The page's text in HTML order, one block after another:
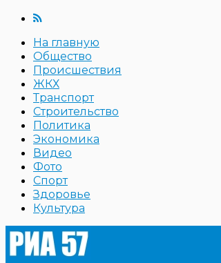
На главную
Общество
Происшествия
ЖКХ
Транспорт
Строительство
Политика
Экономика
Видео
Фото
Спорт
Здоровье
Культура